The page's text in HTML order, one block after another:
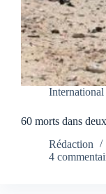
International
60 morts dans
Rédaction
4